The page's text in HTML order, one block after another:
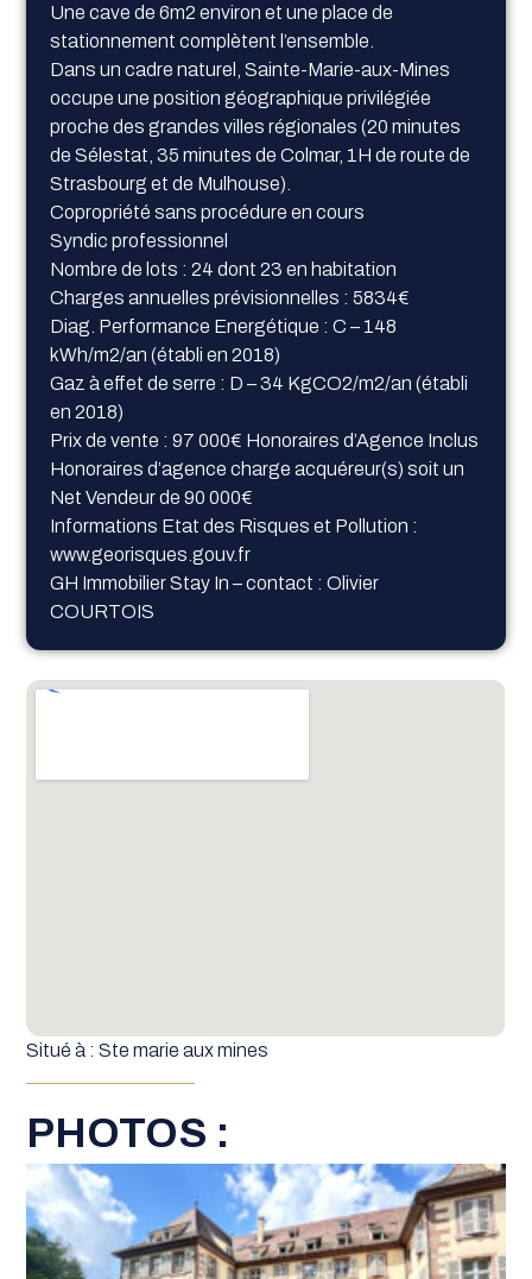
Une cave de 6m2 environ et une place de
stationnement complètent l’ensemble.
Dans un cadre naturel, Sainte-Marie-aux-Mines
occupe une position géographique privilégiée
proche des grandes villes régionales (20 minutes
de Sélestat, 35 minutes de Colmar, 1H de route de
Strasbourg et de Mulhouse).
Copropriété sans procédure en cours
Syndic professionnel
Nombre de lots : 24 dont 23 en habitation
Charges annuelles prévisionnelles : 5834€
Diag. Performance Energétique : C – 148
kWh/m2/an (établi en 2018)
Gaz à effet de serre : D – 34 KgCO2/m2/an (établi
en 2018)
Prix de vente : 97 000€ Honoraires d’Agence Inclus
Honoraires d’agence charge acquéreur(s) soit un
Net Vendeur de 90 000€
Informations Etat des Risques et Pollution :
www.georisques.gouv.fr
GH Immobilier Stay In – contact : Olivier
COURTOIS
Situé à : Ste marie aux mines
PHOTOS :